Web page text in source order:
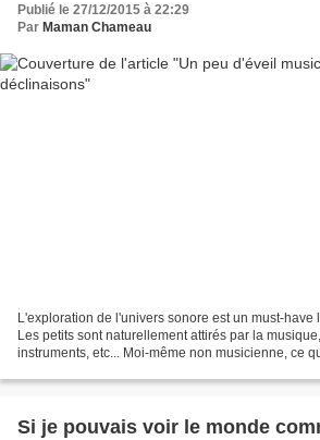
Publié le 27/12/2015 à 22:29
Par Maman Chameau
L'exploration de l'univers sonore est un must-have
Les petits sont naturellement attirés par la
instruments, etc... Moi-même non musicienne, ce
Si je pouvais voir le monde